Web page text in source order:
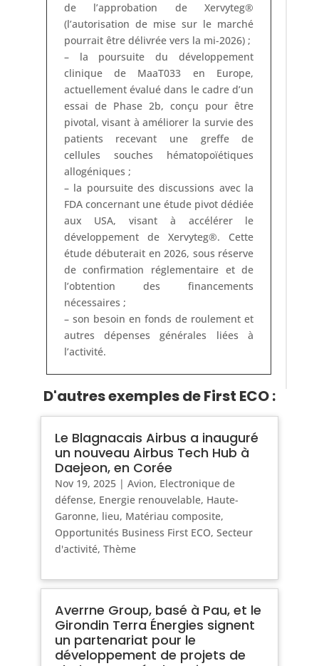
de l’approbation de Xervyteg®
(l’autorisation de mise sur le marché
pourrait être délivrée vers la mi-2026) ;
– la poursuite du développement
clinique de MaaT033 en Europe,
actuellement évalué dans le cadre d’un
essai de Phase 2b, conçu pour être
pivotal, visant à améliorer la survie des
patients recevant une greffe de
cellules souches hématopoïétiques
allogéniques ;
– la poursuite des discussions avec la
FDA concernant une étude pivot dédiée
aux USA, visant à accélérer le
développement de Xervyteg®. Cette
étude débuterait en 2026, sous réserve
de confirmation réglementaire et de
l’obtention des financements
nécessaires ;
– son besoin en fonds de roulement et
autres dépenses générales liées à
l’activité.
D'autres exemples de First ECO :
Le Blagnacais Airbus a inauguré
un nouveau Airbus Tech Hub à
Daejeon, en Corée
Nov 19, 2025| Avion, Electronique de
défense, Energie renouvelable, Haute-
Garonne, lieu, Matériau composite,
Opportunités Business First ECO, Secteur
d'activité, Thème
Averrne Group, basé à Pau, et le
Girondin Terra Énergies signent
un partenariat pour le
développement de projets de